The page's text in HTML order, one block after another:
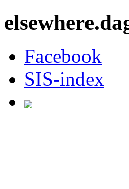
Facebook
SIS-index